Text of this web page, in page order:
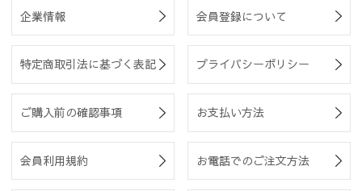
企業情報 会員登録について
特定商取引法に基づく表記 プライバシーポリシー
ご購入前の確認事項 お支払い方法
会員利用規約 お電話でのご注文方法